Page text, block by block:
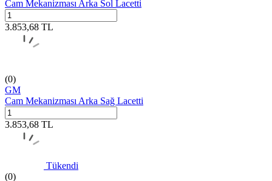
Cam Mekanizması Arka Sol Lacetti
3.853,68 TL
(0)
GM
Cam Mekanizması Arka Sağ Lacetti
3.853,68 TL
Tükendi
(0)